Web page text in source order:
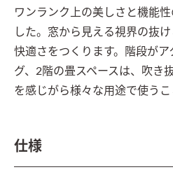
ワンランク上の美しさと機能
した。窓から見える視界の抜
快適さをつくります。階段が
グ、2階の畳スペースは、吹き
を感じがら様々な用途で使うこ
仕様